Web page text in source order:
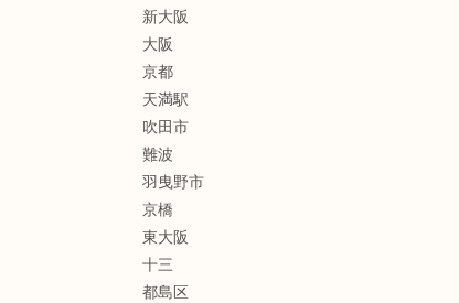
新大阪
大阪
京都
天満駅
吹田市
難波
羽曳野市
京橋
東大阪
十三
都島区